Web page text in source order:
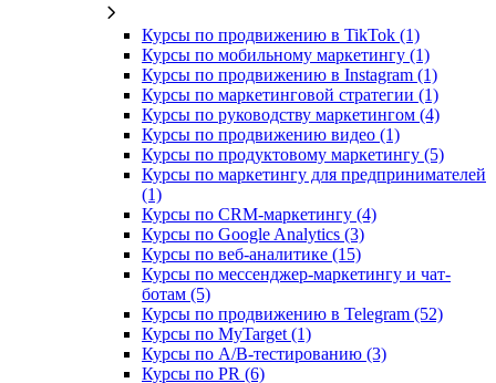
Курсы по продвижению в TikTok (1)
Курсы по мобильному маркетингу (1)
Курсы по продвижению в Instagram (1)
Курсы по маркетинговой стратегии (1)
Курсы по руководству маркетингом (4)
Курсы по продвижению видео (1)
Курсы по продуктовому маркетингу (5)
Курсы по маркетингу для предпринимателей
(1)
Курсы по CRM-маркетингу (4)
Курсы по Google Analytics (3)
Курсы по веб-аналитике (15)
Курсы по мессенджер-маркетингу и чат-
ботам (5)
Курсы по продвижению в Telegram (52)
Курсы по MyTarget (1)
Курсы по A/B-тестированию (3)
Курсы по PR (6)